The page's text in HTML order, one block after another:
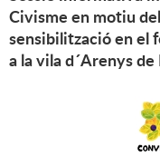
Civisme en motiu
sensibilització en el
a la vila d´Arenys de